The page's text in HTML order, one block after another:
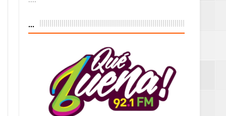
volcánico
con
vía pública y
...